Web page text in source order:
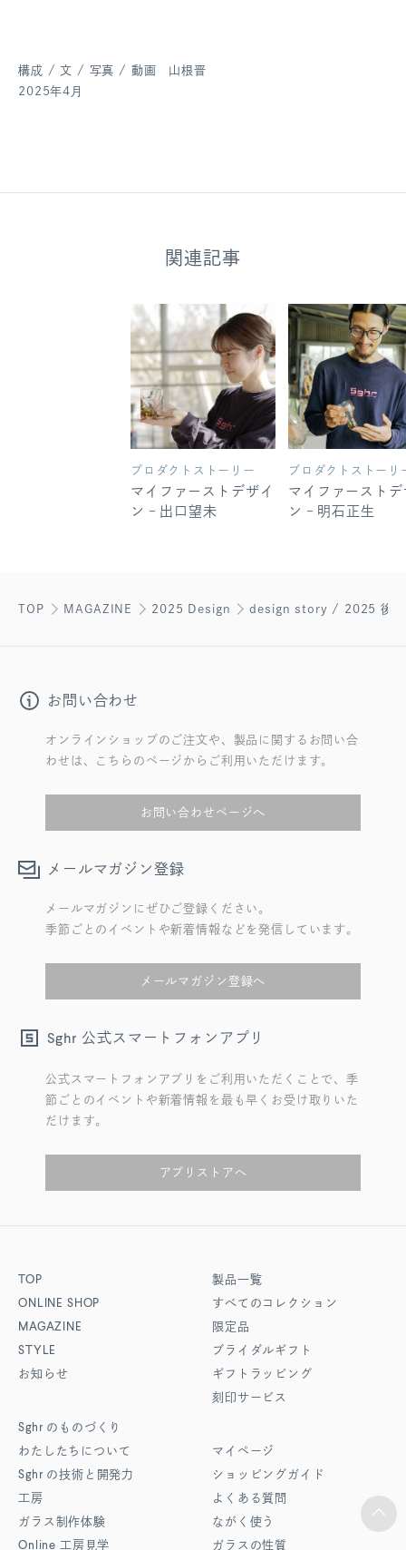
構成 / 文 / 写真 / 動画 山根晋
2025年4月
関連記事
プロダクトストーリー
マイファーストデザイ
ン – 出口望未
プロダクトストーリ
マイファーストデ
ン – 明石正生
TOP MAGAZINE 2025 Design design story / 2025 後編
お問い合わせ
オンラインショップのご注文や、製品に関するお問い合
わせは、こちらのページからご利用いただけます。
お問い合わせページへ
メールマガジン登録
メールマガジンにぜひご登録ください。
季節ごとのイベントや新着情報などを発信しています。
メールマガジン登録へ
Sghr 公式スマートフォンアプリ
公式スマートフォンアプリをご利用いただくことで、季
節ごとのイベントや新着情報を最も早くお受け取りいた
だけます。
アプリストアへ
TOP
ONLINE SHOP
MAGAZINE
STYLE
お知らせ
Sghr のものづくり
わたしたちについて
Sghr の技術と開発力
工房
ガラス制作体験
Online 工房見学
製品一覧
すべてのコレクション
限定品
ブライダルギフト
ギフトラッピング
刻印サービス
マイページ
ショッピングガイド
よくある質問
ながく使う
ガラスの性質